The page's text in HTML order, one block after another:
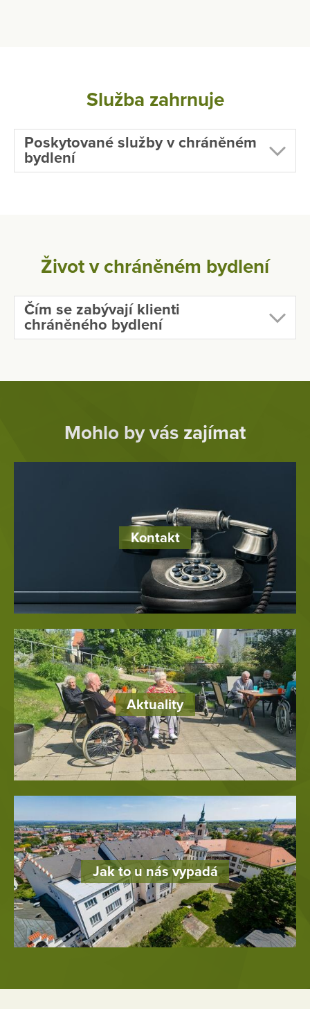
Služba zahrnuje
Poskytované služby v chráněném
bydlení
Život v chráněném bydlení
Čím se zabývají klienti
chráněného bydlení
Mohlo by vás zajímat
Kontakt
Aktuality
Jak to u nás vypadá